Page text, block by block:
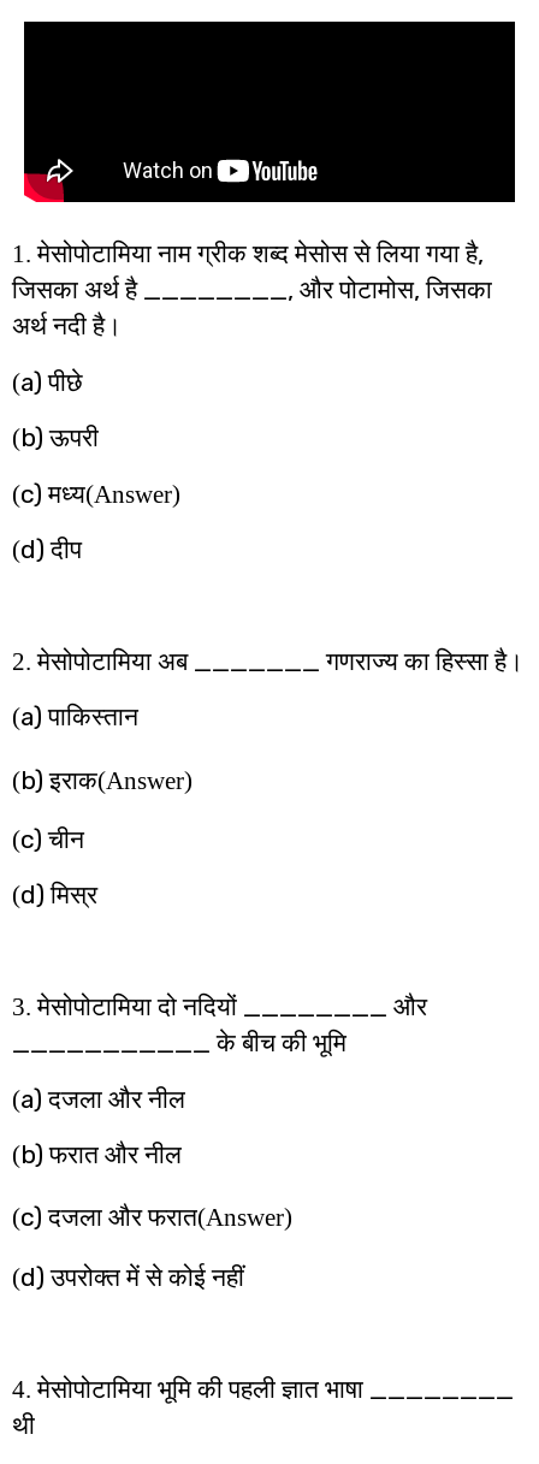
1. मेसोपोटामिया नाम ग्रीक शब्द मेसोस से लिया गया है,
जिसका अर्थ है ________, और पोटामोस,जिसका
अर्थ नदी है।
(a)पीछे
(b)ऊपरी
(c)मध्य(Answer)
(d)दीप
2. मेसोपोटामिया अब _______गणराज्य का हिस्सा है।
(a)पाकिस्तान
(b)इराक(Answer)
(c)चीन
(d)मिस्र
3. मेसोपोटामिया दो नदियों ________ और
___________के बीच की भूमि
(a)दजला और नील
(b)फरात और नील
(c)दजला और फरात(Answer)
(d)उपरोक्त में से कोई नहीं
4. मेसोपोटामिया भूमि की पहली ज्ञात भाषा
थी